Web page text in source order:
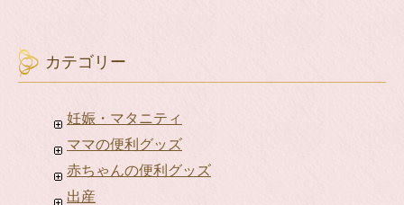
カテゴリー
妊娠・マタニティ
ママの便利グッズ
赤ちゃんの便利グッズ
出産